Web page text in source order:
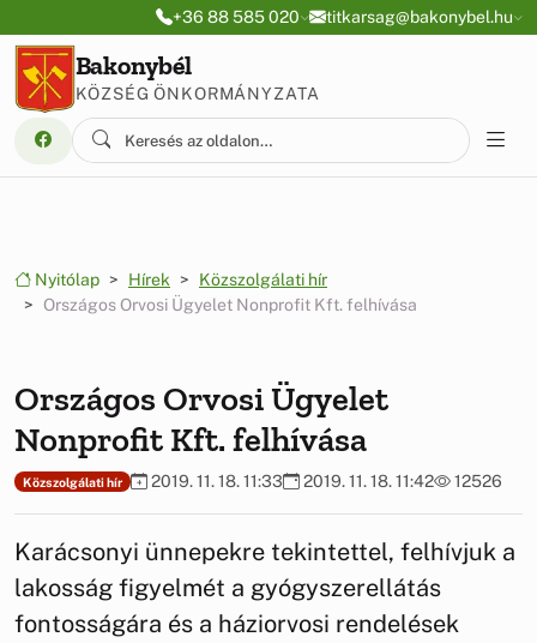
Ugrás a menüre
Ugrás a tartalomra+36 88 585 020 titkarsag@bakonybel.hu
Bakonybél
KÖZSÉG ÖNKORMÁNYZATA
Nyitólap Hírek
Közszolgálati hír
Országos Orvosi Ügyelet Nonprofit Kft. felhívása
Országos Orvosi Ügyelet
Nonprofit Kft. felhívása
Közszolgálati hír 2019. 11. 18. 11:33 2019. 11. 18. 11:42 12526
Karácsonyi ünnepekre tekintettel, felhívjuk a
lakosság figyelmét a gyógyszerellátás
fontosságára és a háziorvosi rendelések